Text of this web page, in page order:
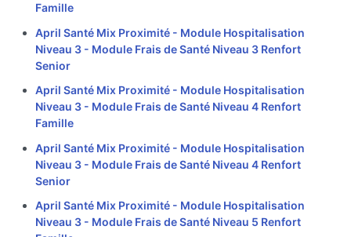
Famille
April Santé Mix Proximité - Module Hospitalisation
Niveau 3 - Module Frais de Santé Niveau 3 Renfort
Senior
April Santé Mix Proximité - Module Hospitalisation
Niveau 3 - Module Frais de Santé Niveau 4 Renfort
Famille
April Santé Mix Proximité - Module Hospitalisation
Niveau 3 - Module Frais de Santé Niveau 4 Renfort
Senior
April Santé Mix Proximité - Module Hospitalisation
Niveau 3 - Module Frais de Santé Niveau 5 Renfort